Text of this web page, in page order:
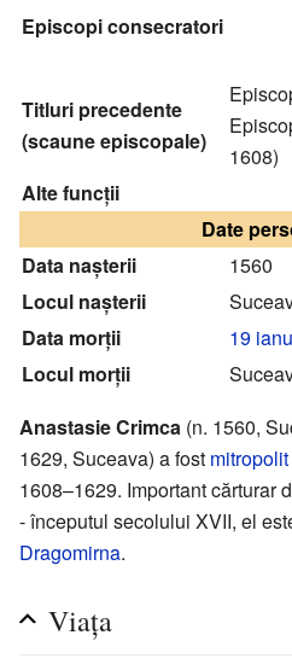
Episcopi consecratori
Titluri precedente
(scaune episcopale)
1608)
Alte funcții
Date
Data nașterii
1560
Locul nașterii
Data morții
19
Locul morții
Anastasie Crimca (n. 1560,
1629, Suceava) a fost
1608–1629. Important cărturar
- începutul secolului XVII, el
Dragomirna.
Viața